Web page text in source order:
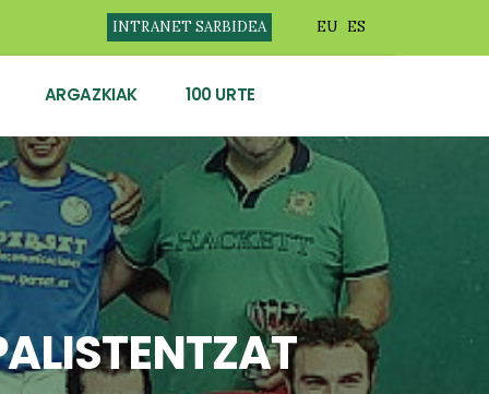
INTRANET SARBIDEA EU ES
ARGAZKIAK 100 URTE